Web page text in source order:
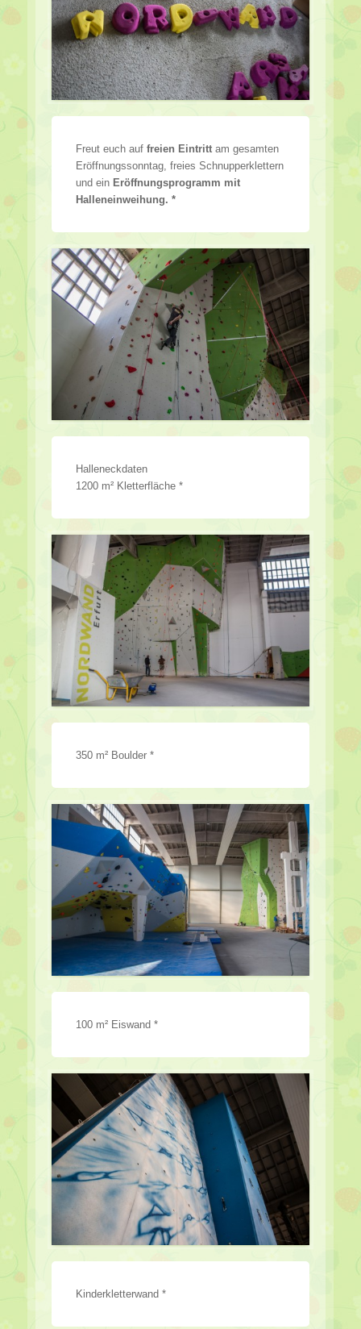
Freut euch auf freien Eintritt am gesamten
Eröffnungssonntag, freies Schnupperklettern
und ein Eröffnungsprogramm mit
Halleneinweihung. *
Halleneckdaten
1200 m² Kletterfläche *
350 m² Boulder *
100 m² Eiswand *
Kinderkletterwand *